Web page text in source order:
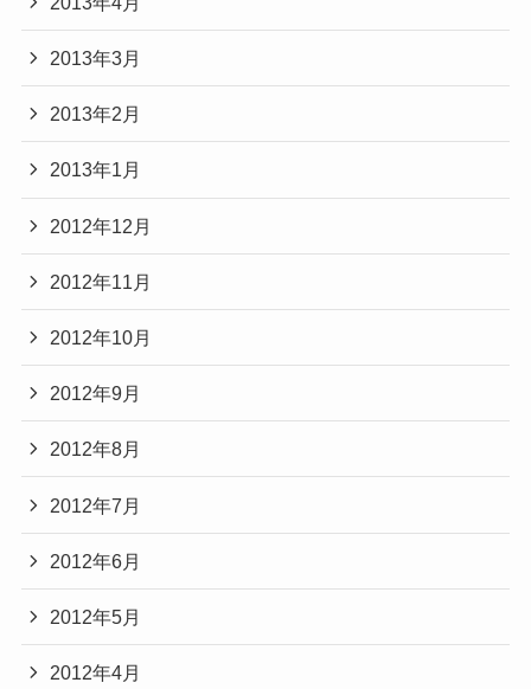
2013年3月
2013年2月
2013年1月
2012年12月
2012年11月
2012年10月
2012年9月
2012年8月
2012年7月
2012年6月
2012年5月
2012年4月